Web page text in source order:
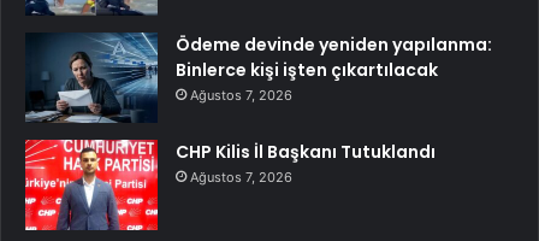
Ödeme devinde yeniden yapılanma:
Binlerce kişi işten çıkartılacak
Ağustos 7, 2026
CHP Kilis İl Başkanı Tutuklandı
Ağustos 7, 2026